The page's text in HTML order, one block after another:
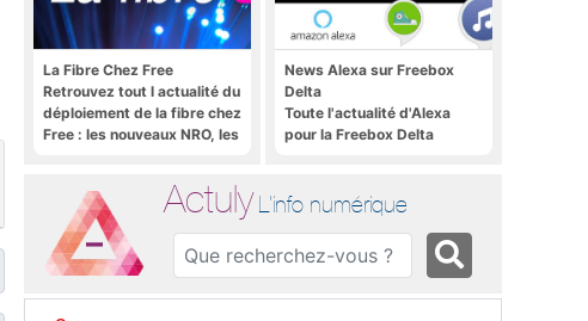
La Fibre Chez Free
Retrouvez tout l actualité du
déploiement de la fibre chez
Free : les nouveaux NRO, les
News Alexa sur Freebox
Delta
Toute l'actualité d'Alexa
pour la Freebox Delta
Actuly L'info numérique